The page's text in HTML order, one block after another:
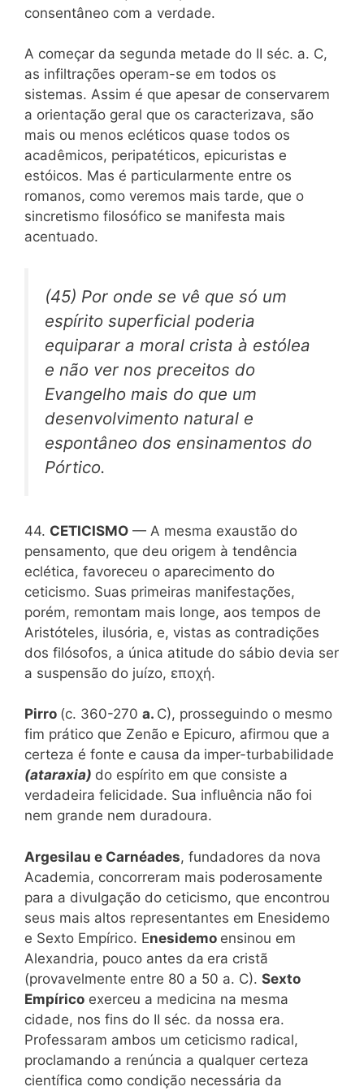
consentâneo com a verdade.
A começar da segunda metade do II séc. a. C,
as infiltrações operam-se em todos os
sistemas. Assim é que apesar de conservarem
a orientação geral que os caracterizava, são
mais ou menos ecléticos quase todos os
acadêmicos, peripatéticos, epicuristas e
estóicos. Mas é particularmente entre os
romanos, como veremos mais tarde, que o
sincretismo filosófico se manifesta mais
acentuado.
(45) Por onde se vê que só um
espírito superficial poderia
equiparar a moral crista à estólea
e não ver nos preceitos do
Evangelho mais do que um
desenvolvimento natural e
espontâneo dos ensinamentos do
Pórtico.
44. CETICISMO — A mesma exaustão do
pensamento, que deu origem à tendência
eclética, favoreceu o aparecimento do
ceticismo. Suas primeiras manifestações,
porém, remontam mais longe, aos tempos de
Aristóteles, ilusória, e, vistas as contradições
dos filósofos, a única atitude do sábio devia ser
a suspensão do juízo, εποχή.
Pirro (c. 360-270 a. C), prosseguindo o mesmo
fim prático que Zenão e Epicuro, afirmou que a
certeza é fonte e causa da imper-turbabilidade
(ataraxia) do espírito em que consiste a
verdadeira felicidade. Sua influência não foi
nem grande nem duradoura.
Argesilau e Carnéades, fundadores da nova
Academia, concorreram mais poderosamente
para a divulgação do ceticismo, que encontrou
seus mais altos representantes em Enesidemo
e Sexto Empírico. Enesidemo ensinou em
Alexandria, pouco antes da era cristã
(provavelmente entre 80 a 50 a. C). Sexto
Empírico exerceu a medicina na mesma
cidade, nos fins do II séc. da nossa era.
Professaram ambos um ceticismo radical,
proclamando a renúncia a qualquer certeza
científica como condição necessária da